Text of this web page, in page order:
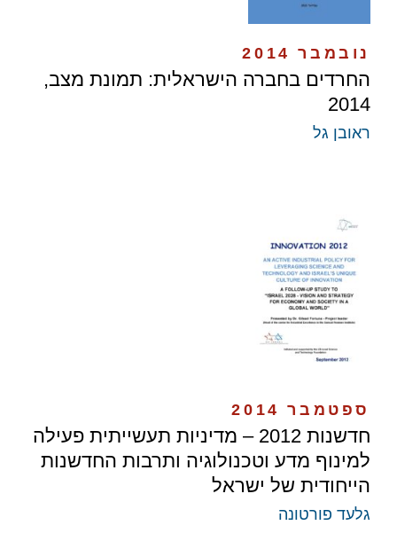
נובמבר 2014
החרדים בחברה הישראלית: תמונת מצב,
2014
ראובן גל
ספטמבר 2014
חדשנות 2012 – מדיניות תעשייתית פעילה
למינוף מדע וטכנולוגיה ותרבות החדשנות
הייחודית של ישראל
גלעד פורטונה